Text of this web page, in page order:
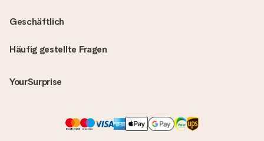
Häufig gestellte Fragen
YourSurprise
Geschäftlich